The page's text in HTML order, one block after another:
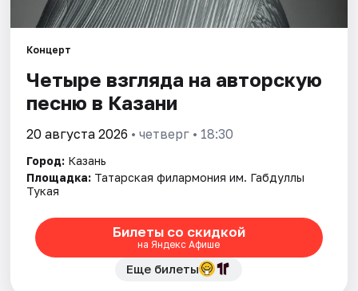
Площадки
Артисты
Концерт
Четыре взгляда на авторскую
песню в Казани
20 августа 2026 • четверг • 18:30
Город: Казань
Площадка: Татарская филармония им. Габдуллы
Тукая
Билеты со скидкой
на Яндекс Афише
Еще билеты